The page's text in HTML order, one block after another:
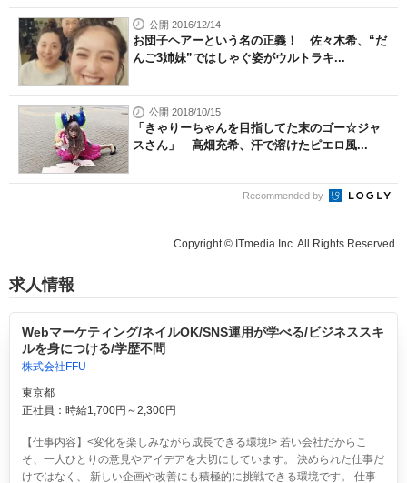
公開 2016/12/14
お団子ヘアーという名の正義！ 佐々木希、“だ
んご3姉妹”ではしゃぐ姿がウルトラキ...
公開 2018/10/15
「きゃりーちゃんを目指してた末のゴー☆ジャ
スさん」 高畑充希、汗で溶けたピエロ風...
Recommended by
Copyright © ITmedia Inc. All Rights Reserved.
求人情報
Webマーケティング/ネイルOK/SNS運用が学べる/ビジネススキ
ルを身につける/学歴不問
株式会社FFU
東京都
正社員：時給1,700円～2,300円
【仕事内容】<変化を楽しみながら成長できる環境!> 若い会社だからこ
そ、一人ひとりの意見やアイデアを大切にしています。 決められた仕事だ
けではなく、 新しい企画や改善にも積極的に挑戦できる環境です。 仕事